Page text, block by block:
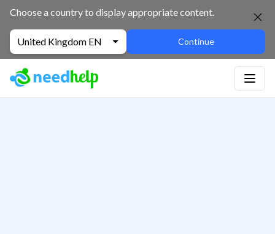
Choose a country to display appropriate content.
United Kingdom EN Continue